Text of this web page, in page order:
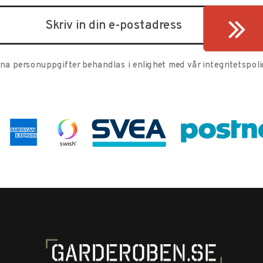
personuppgifter behandlas i enlighet med vår